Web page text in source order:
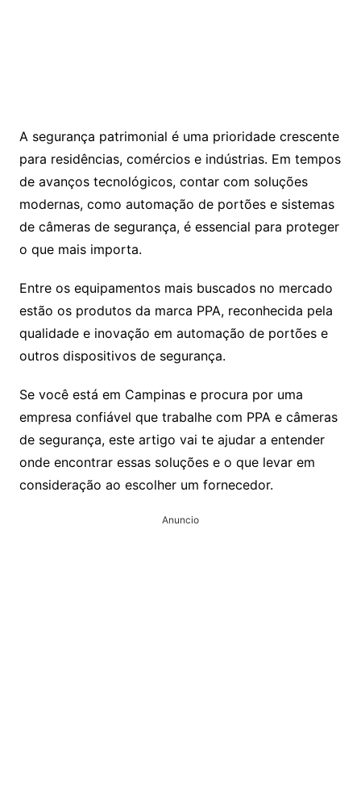
A segurança patrimonial é uma prioridade crescente
para residências, comércios e indústrias. Em tempos
de avanços tecnológicos, contar com soluções
modernas, como automação de portões e sistemas
de câmeras de segurança, é essencial para proteger
o que mais importa.
Entre os equipamentos mais buscados no mercado
estão os produtos da marca PPA, reconhecida pela
qualidade e inovação em automação de portões e
outros dispositivos de segurança.
Se você está em Campinas e procura por uma
empresa confiável que trabalhe com PPA e câmeras
de segurança, este artigo vai te ajudar a entender
onde encontrar essas soluções e o que levar em
consideração ao escolher um fornecedor.
Anuncio